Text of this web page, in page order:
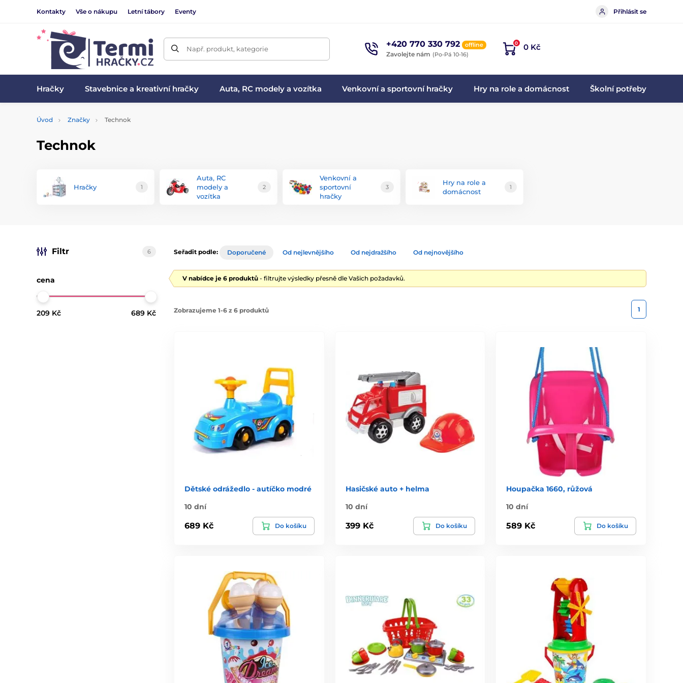
Kontakty Vše o nákupu Letní tábory Eventy Přihlásit se
Např. produkt, kategorie +420 770 330 792 offline
Zavolejte nám (Po-Pá 10-16)
0 0 Kč
Hračky Stavebnice a kreativní hračky Auta, RC modely a vozítka Venkovní a sportovní hračky Hry na role a domácnost Školní potřeby
Úvod Značky Technok
Technok
Hračky 1
Auta, RC
modely a
vozítka
2
Venkovní a
sportovní
hračky
3
Hry na role a
domácnost
1
Filtr 6
cena
209 Kč 689 Kč
Seřadit podle: Doporučené Od nejlevnějšího Od nejdražšího Od nejnovějšího
V nabídce je 6 produktů - filtrujte výsledky přesně dle Vašich požadavků.
Zobrazujeme 1-6 z 6 produktů 1
Dětské odrážedlo - autíčko modré
10 dní
689 Kč Do košíku
Hasičské auto + helma
10 dní
399 Kč Do košíku
Houpačka 1660, růžová
10 dní
589 Kč Do košíku